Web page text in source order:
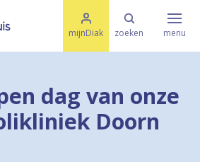
mijnDiak zoeken
M
e
l
u
menu
Aandoeningen
dag van onze
Doorn